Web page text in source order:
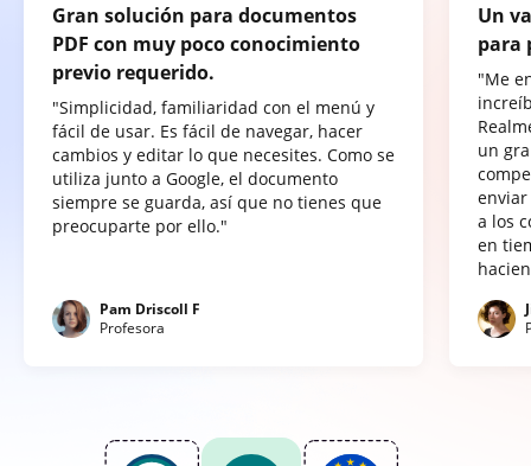
Gran solución para documentos
PDF con muy poco conocimiento
previo requerido.
"Simplicidad, familiaridad con el menú y
fácil de usar. Es fácil de navegar, hacer
cambios y editar lo que necesites. Como se
utiliza junto a Google, el documento
siempre se guarda, así que no tienes que
preocuparte por ello."
Pam Driscoll F
Profesora
Un
para
"Me
un
a los
en